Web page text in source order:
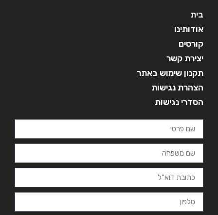
בית
אודותינו
קורסים
יצירת קשר
תקנון שימוש באתר
הצהרת נגישות
הסדרי נגישות